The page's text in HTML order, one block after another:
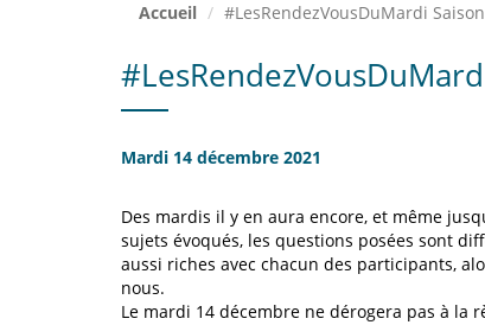
Accueil #LesRendezVousDuMardi
Mardi 14 décembre 2021
Des mardis il y en aura encore, et même
sujets évoqués, les questions posées sont
aussi riches avec chacun des participants,
nous.
Le mardi 14 décembre ne dérogera pas à la